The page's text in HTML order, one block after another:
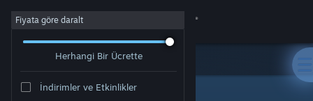
Giriş yap
Fiyata göre daralt
Herhangi Bir Ücrette
İndirimler ve Etkinlikler